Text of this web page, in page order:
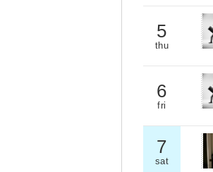
5
thu
6
fri
7
sat